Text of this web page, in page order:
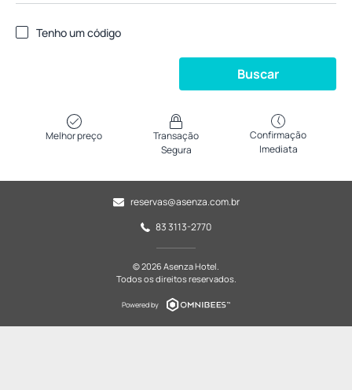
Tenho um código
Buscar
Melhor preço
Transação
Segura
Confirmação
Imediata
reservas@asenza.com.br
83 3113-2770
© 2026 Asenza Hotel.
Todos os direitos reservados.
Powered by